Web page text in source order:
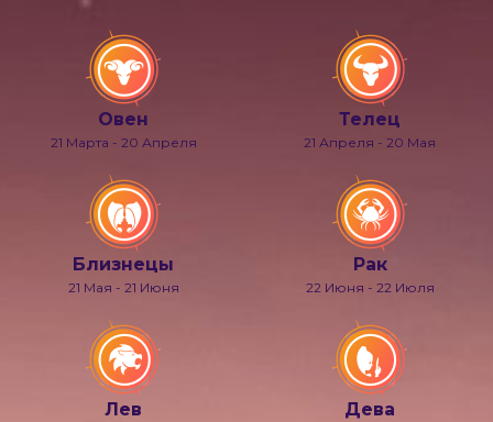
Овен
21 Марта - 20 Апреля
Телец
21 Апреля - 20 Мая
Близнецы
21 Мая - 21 Июня
Рак
22 Июня - 22 Июля
Лев Дева